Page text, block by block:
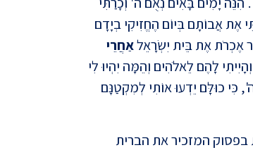
אֲבוֹתָם בְּיוֹם הֶחֱזִיקִי בְיָדָם
אֶכְרֹת אֶת בֵּית יִשְׂרָאֵלאַחֲרֵי
לָהֶם לֵאלֹהִים וְהֵמָּה יִהְיוּ לִי
כִּי כוּלָּם יֵדְעוּ אוֹתִי לְמִקְטַנָּם
בפסוק המזכיר את הברית